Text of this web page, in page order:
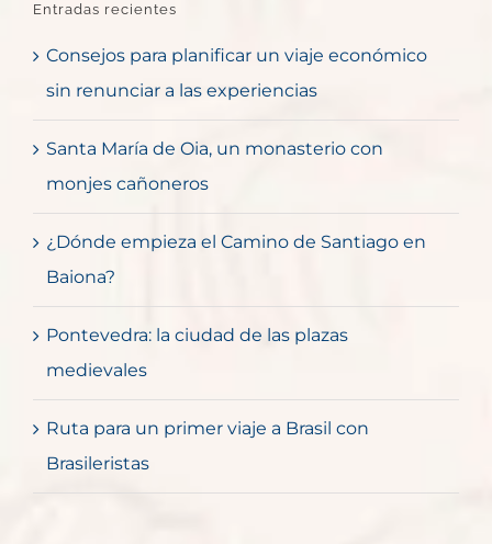
Entradas recientes
Consejos para planificar un viaje económico
sin renunciar a las experiencias
Santa María de Oia, un monasterio con
monjes cañoneros
¿Dónde empieza el Camino de Santiago en
Baiona?
Pontevedra: la ciudad de las plazas
medievales
Ruta para un primer viaje a Brasil con
Brasileristas